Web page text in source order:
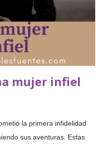
mujer infiel
la primera infidelidad
sus aventuras. Estas